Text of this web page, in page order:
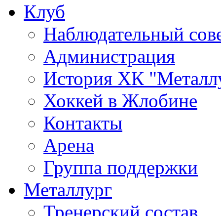
Клуб
Наблюдательный
Администрация
История ХК
Хоккей в Жлобине
Контакты
Арена
Группа поддержки
Металлург
Тренерский состав